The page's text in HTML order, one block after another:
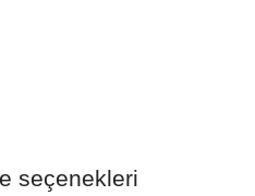
seçenekleri